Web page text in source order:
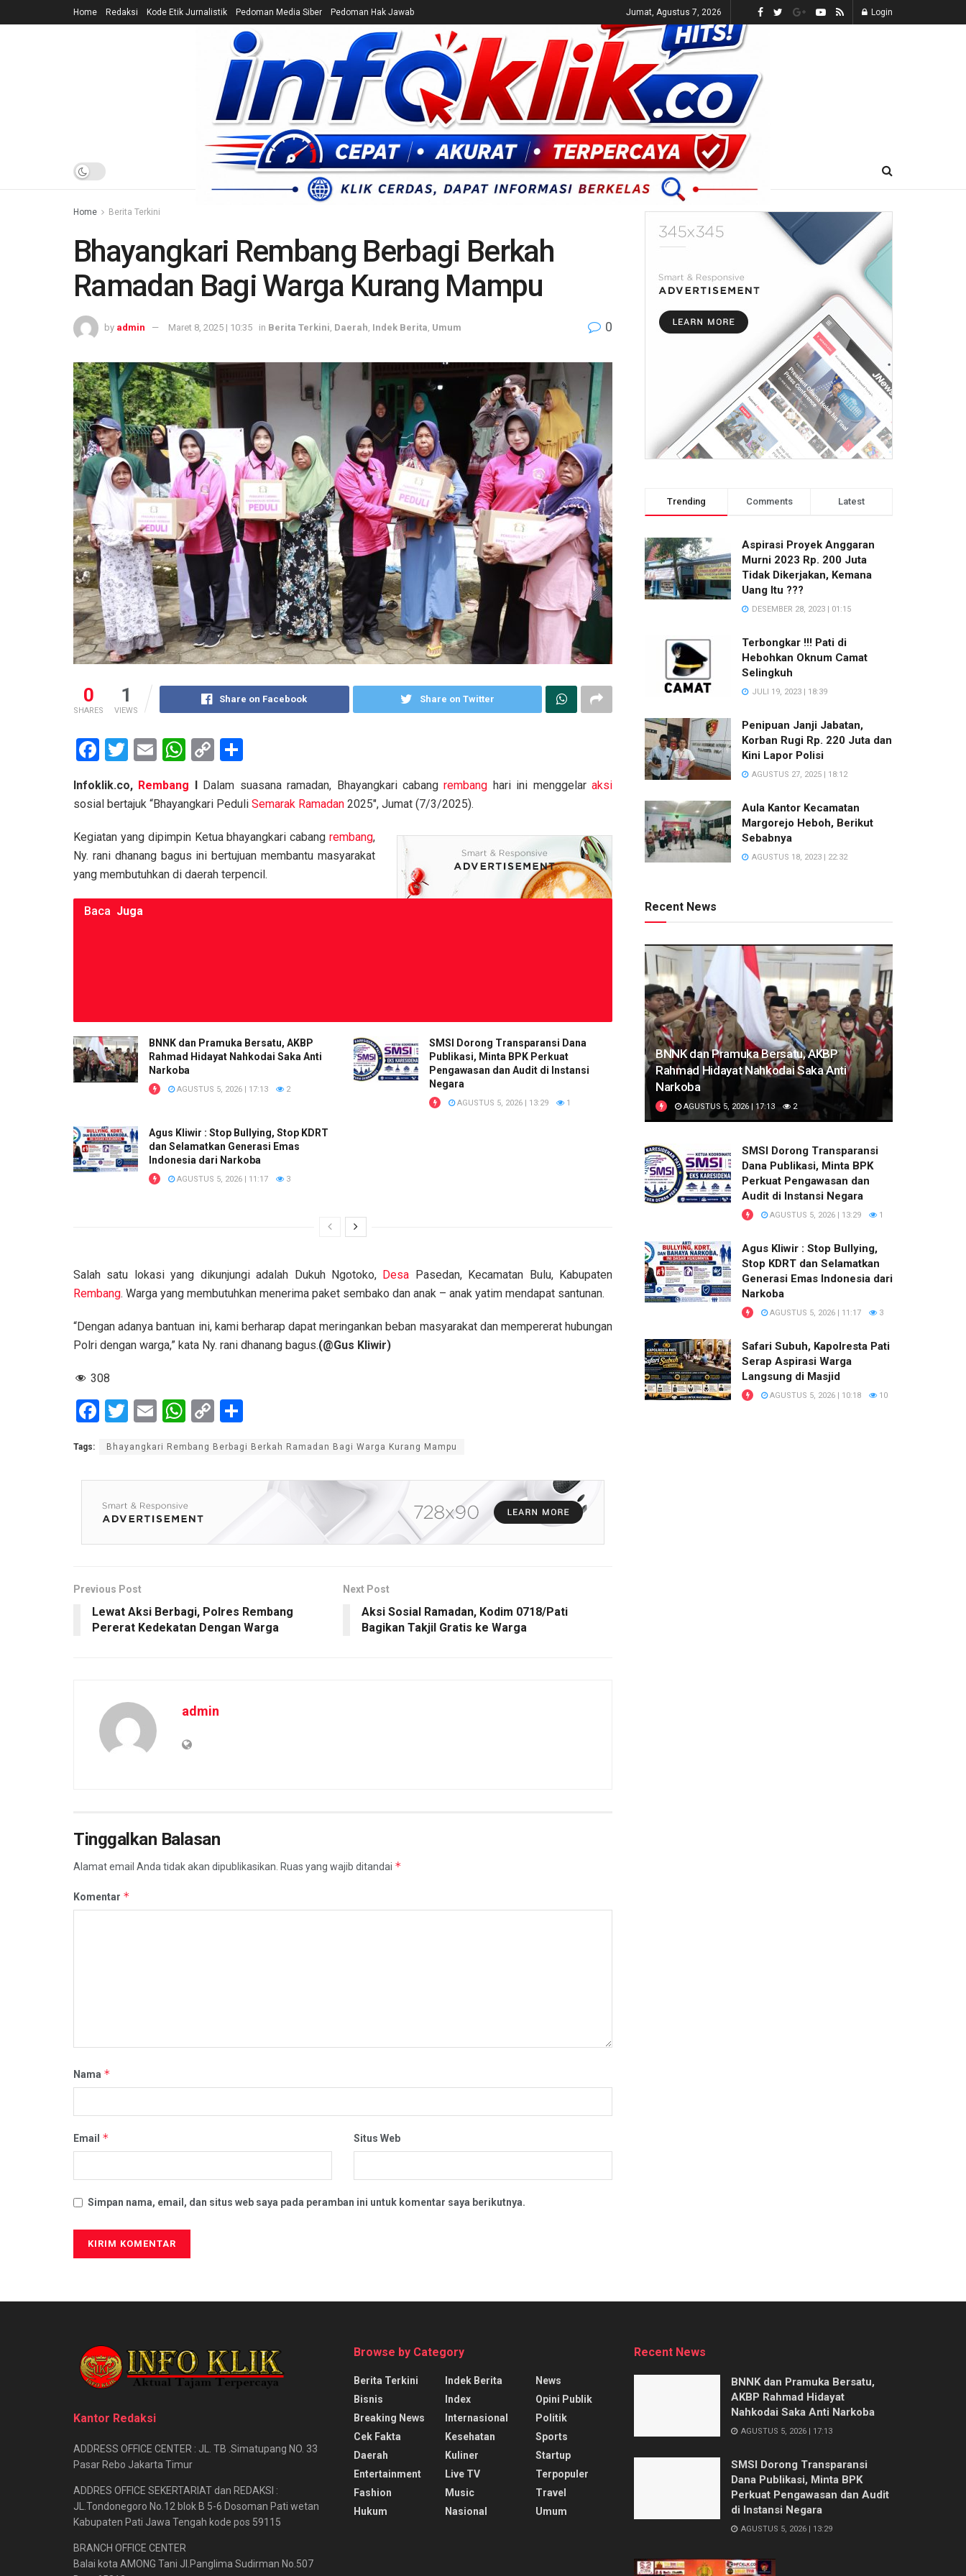
Home Redaksi Kode Etik Jurnalistik Pedoman Media Siber Pedoman Hak Jawab Jumat, Agustus 7, 2026 Login
HOME NEWS CEK FAKTA ENTERTAINMENT BREAKING NEWS UMUM E-KORAN LIVE TV
Home Berita Terkini
Bhayangkari Rembang Berbagi Berkah
Ramadan Bagi Warga Kurang Mampu
by admin Maret 8, 2025 | 10:35 in Berita Terkini Daerah Indek Berita Umum 0
0
SHARES
1
VIEWS
Share on Facebook Share on Twitter
F
ce
o
o
k
T
tt
er
E
ail
W
at
s
A
p
p
C
py
n
k
ar
Infoklik.co, Rembang IDalam suasana ramadan, Bhayangkari cabangrembang hari ini menggelaraksi
sosial bertajuk “Bhayangkari Peduli Semarak Ramadan 2025″, Jumat (7/3/2025).
Kegiatan yang dipimpin Ketua bhayangkari cabang rembang,
Ny. rani dhanang bagus ini bertujuan membantu masyarakat
yang membutuhkan di daerah terpencil.
Baca Juga
BNNK dan Pramuka Bersatu, AKBP
Rahmad Hidayat Nahkodai Saka Anti
Narkoba
AGUSTUS 5, 2026 | 17:13 2
SMSI Dorong Transparansi Dana
Publikasi, Minta BPK Perkuat
Pengawasan dan Audit di Instansi
Negara
AGUSTUS 5, 2026 | 13:29 1
Agus Kliwir : Stop Bullying, Stop KDRT
dan Selamatkan Generasi Emas
Indonesia dari Narkoba
AGUSTUS 5, 2026 | 11:17 3
Salah satu lokasi yang dikunjungi adalah Dukuh Ngotoko, Desa Pasedan, Kecamatan Bulu, Kabupaten
Rembang. Warga yang membutuhkan menerima paket sembako dan anak – anak yatim mendapat santunan.
“Dengan adanya bantuan ini, kami berharap dapat meringankan beban masyarakat dan mempererat hubungan
Polri dengan warga,” kata Ny. rani dhanang bagus.(@Gus Kliwir)
308
F
ce
b
o
o
k
T
tt
er
E
ail
W
at
s
A
p
p
C
py
Li
ar
e
Tags: Bhayangkari Rembang Berbagi Berkah Ramadan Bagi Warga Kurang Mampu
Previous Post
Lewat Aksi Berbagi, Polres Rembang
Pererat Kedekatan Dengan Warga
Next Post
Aksi Sosial Ramadan, Kodim 0718/Pati
Bagikan Takjil Gratis ke Warga
admin
Tinggalkan Balasan
Alamat email Anda tidak akan dipublikasikan. Ruas yang wajib ditandai *
Komentar *
Nama *
Email * Situs Web
Simpan nama, email, dan situs web saya pada peramban ini untuk komentar saya berikutnya.
Trending Comments Latest
Aspirasi Proyek Anggaran
Murni 2023 Rp. 200 Juta
Tidak Dikerjakan, Kemana
Uang Itu ???
DESEMBER 28, 2023 | 01:15
Terbongkar !!! Pati di
Hebohkan Oknum Camat
Selingkuh
JULI 19, 2023 | 18:39
Penipuan Janji Jabatan,
Korban Rugi Rp. 220 Juta dan
Kini Lapor Polisi
AGUSTUS 27, 2025 | 18:12
Aula Kantor Kecamatan
Margorejo Heboh, Berikut
Sebabnya
AGUSTUS 18, 2023 | 22:32
Recent News
BNNK dan Pramuka Bersatu, AKBP
Rahmad Hidayat Nahkodai Saka Anti
Narkoba
AGUSTUS 5, 2026 | 17:13 2
SMSI Dorong Transparansi
Dana Publikasi, Minta BPK
Perkuat Pengawasan dan
Audit di Instansi Negara
AGUSTUS 5, 2026 | 13:29 1
Agus Kliwir : Stop Bullying,
Stop KDRT dan Selamatkan
Generasi Emas Indonesia dari
Narkoba
AGUSTUS 5, 2026 | 11:17 3
Safari Subuh, Kapolresta Pati
Serap Aspirasi Warga
Langsung di Masjid
AGUSTUS 5, 2026 | 10:18 10
Kantor Redaksi
ADDRESS OFFICE CENTER : JL. TB .Simatupang NO. 33
Pasar Rebo Jakarta Timur
ADDRES OFFICE SEKERTARIAT dan REDAKSI :
JL.Tondonegoro No.12 blok B 5-6 Dosoman Pati wetan
Kabupaten Pati Jawa Tengah kode pos 59115
BRANCH OFFICE CENTER
Balai kota AMONG Tani Jl.Panglima Sudirman No.507
Browse by Category
Berita Terkini
Bisnis
Breaking News
Cek Fakta
Daerah
Entertainment
Fashion
Hukum
Indek Berita
Index
Internasional
Kesehatan
Kuliner
Live TV
Music
Nasional
News
Opini Publik
Politik
Sports
Startup
Terpopuler
Travel
Umum
Recent News
BNNK dan Pramuka Bersatu,
AKBP Rahmad Hidayat
Nahkodai Saka Anti Narkoba
AGUSTUS 5, 2026 | 17:13
SMSI Dorong Transparansi
Dana Publikasi, Minta BPK
Perkuat Pengawasan dan Audit
di Instansi Negara
AGUSTUS 5, 2026 | 13:29